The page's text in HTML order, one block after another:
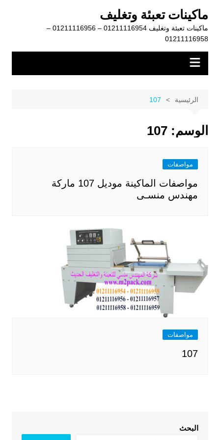
المحتوى
ماكينات تعبئة وتغليف
ماكينات تعبئة وتغليف 01211116954 – 01211116956 –
01211116958
الرئيسية 107
الوسم: 107
مواصفات
مواصفات الماكينة موديل 107 ماركة
مهندس منسـى
مواصفات
107
البحث